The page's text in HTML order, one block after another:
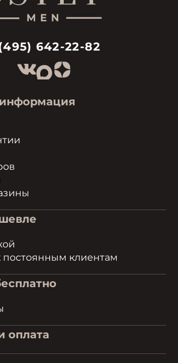
642-22-82
постоянным клиентам
оплата